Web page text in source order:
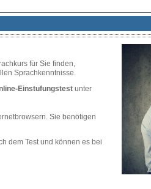
für Sie finden,
Sprachkenntnisse.
Einstufungstest unter
Sie benötigen
dem Test und können es bei